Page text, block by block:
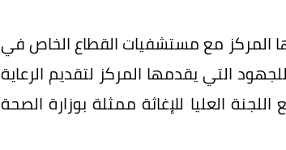
المركز مع مستشفيات القطاع الخاص في
التي يقدمها المركز لتقديم الرعاية
العليا للإغاثة ممثلة بوزارة الصحة